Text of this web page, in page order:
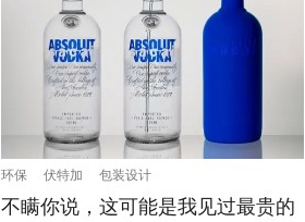
环保 伏特加 包装设计
不瞒你说，这可能是我见过最贵的